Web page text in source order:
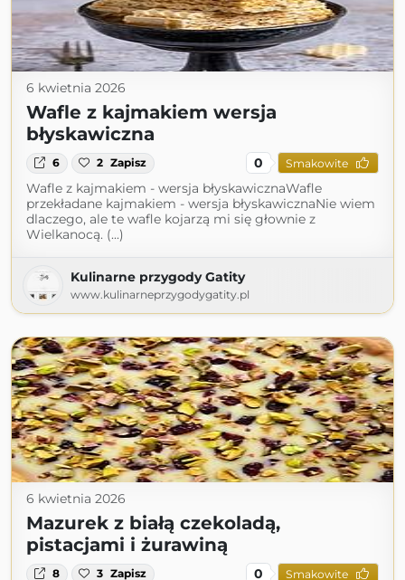
6 kwietnia 2026
Wafle z kajmakiem wersja
błyskawiczna
6 2 Zapisz 0 Smakowite
Wafle z kajmakiem - wersja błyskawicznaWafle
przekładane kajmakiem - wersja błyskawicznaNie wiem
dlaczego, ale te wafle kojarzą mi się głownie z
Wielkanocą. (...)
Kulinarne przygody Gatity
www.kulinarneprzygodygatity.pl
6 kwietnia 2026
Mazurek z białą czekoladą,
pistacjami i żurawiną
8 3 Zapisz 0 Smakowite